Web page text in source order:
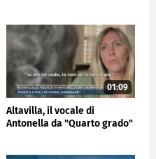
01:09
Altavilla, il vocale di
Antonella da "Quarto grado"